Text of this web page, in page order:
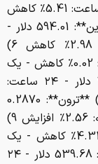
0.01٪ افزایش 4) **ریپل**: 1.34 دلار - ۲۴ ساعت: 5.41٪ کاهش
- یک هفته: 7.83٪ کاهش 5) **بایننس کوین**: 594.01 دلار -
۲۴ ساعت: 4.14٪ کاهش - یک هفته: 2.98٪ کاهش 6)
**یواس‌دی‌کوین**: 0.9998 دلار - ۲۴ ساعت: 0.02٪ کاهش - یک
هفته: 0.02٪ کاهش 7) **سولانا**: 77.85 دلار - ۲۴ ساعت:
8.41٪ کاهش - یک هفته: 8.11٪ کاهش 8) **ترون**: 0.2870
دلار - ۲۴ ساعت: 0.29٪ کاهش - یک هفته: 2.56٪ افزایش 9)
**دوج‌کوین**: 0.09285 دلار - ۲۴ ساعت: 4.32٪ کاهش - یک
هفته: 8.83٪ کاهش 10) **بیت‌کوین کش**: 539.68 دلار - ۲۴